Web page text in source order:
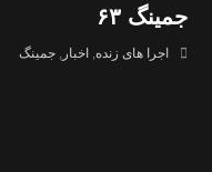
جمینگ ۶۳
اجرا های زنده, اخبار,جمینگ